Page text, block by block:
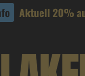
Aktuell 20%